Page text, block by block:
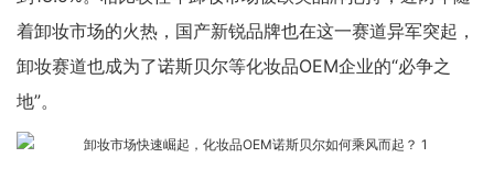
着卸妆市场的火热，国产新锐品牌也在这一赛道异军突起，
卸妆赛道也成为了诺斯贝尔等化妆品OEM企业的“必争之
地”。